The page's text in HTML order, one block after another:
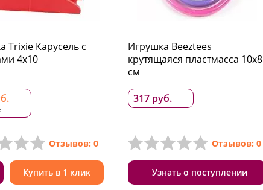
Trixie Карусель с
4x10
Отзывов: 0
Купить в 1 клик
Игрушка Beeztees
крутящаяся пластмасса 10х8
см
317 руб.
Отзывов: 0
Узнать о поступлении